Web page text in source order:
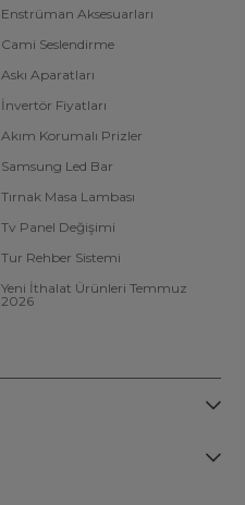
Enstrüman Aksesuarları
Cami Seslendirme
Askı Aparatları
İnvertör Fiyatları
Akım Korumalı Prizler
Samsung Led Bar
Tırnak Masa Lambası
Tv Panel Değişimi
Tur Rehber Sistemi
Yeni İthalat Ürünleri Temmuz
2026